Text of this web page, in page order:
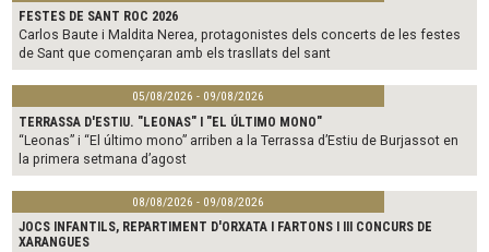
FESTES DE SANT ROC 2026
Carlos Baute i Maldita Nerea, protagonistes dels concerts de les festes
de Sant que començaran amb els trasllats del sant
05/08/2026 - 09/08/2026
TERRASSA D'ESTIU. "LEONAS" I "EL ÚLTIMO MONO"
“Leonas” i “El último mono” arriben a la Terrassa d’Estiu de Burjassot en
la primera setmana d’agost
08/08/2026 - 09/08/2026
JOCS INFANTILS, REPARTIMENT D'ORXATA I FARTONS I III CONCURS DE
XARANGUES